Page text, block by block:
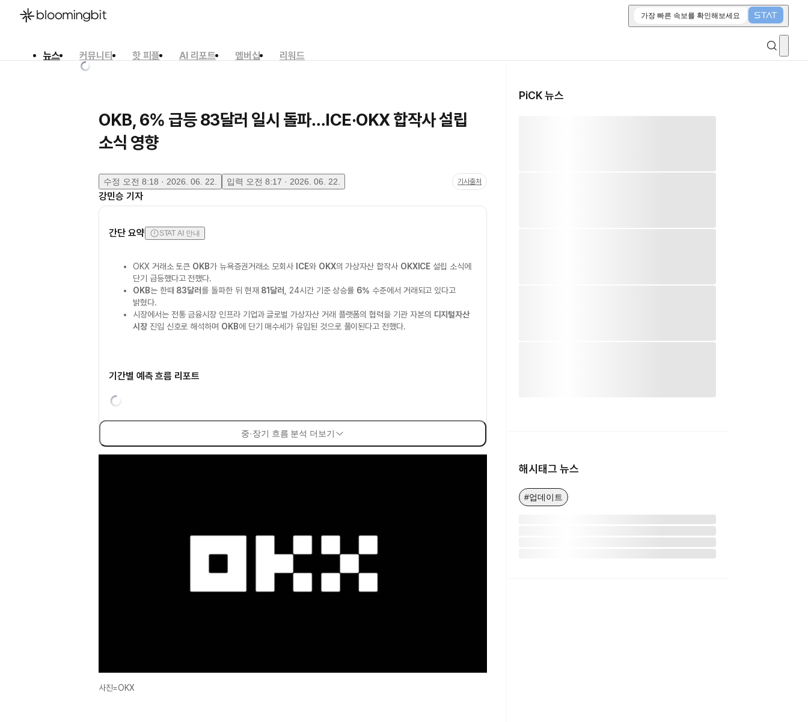
가장 빠른 속보를 확인해보세요
뉴스 커뮤니티 핫 피플 AI 리포트 멤버십
리워드
OKB, 6% 급등 83달러 일시 돌파…ICE·OKX 합작사 설립
소식 영향
수정 오전 8:18 · 2026. 06. 22. 입력 오전 8:17 · 2026. 06. 22. 기사출처
강민승 기자
간단 요약 STAT AI 안내
OKX 거래소 토큰 OKB가 뉴욕증권거래소 모회사 ICE와 OKX의 가상자산 합작사 OKXICE 설립 소식에
단기 급등했다고 전했다.
OKB는 한때 83달러를 돌파한 뒤 현재 81달러 , 24시간 기준 상승률 6% 수준에서 거래되고 있다고
밝혔다.
시장에서는 전통 금융시장 인프라 기업과 글로벌 가상자산 거래 플랫폼의 협력을 기관 자본의 디지털자산
시장진입 신호로 해석하며 OKB에 단기 매수세가 유입된 것으로 풀이된다고 전했다.
기간별 예측 흐름 리포트
중·장기 흐름 분석 더보기
사진=OKX
PiCK 뉴스
해시태그 뉴스
#업데이트